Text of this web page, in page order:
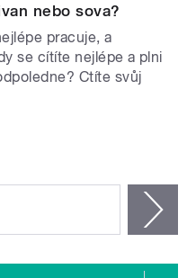
nebo sova?
pracuje, a
se cítíte nejlépe a plni
Ctíte svůj